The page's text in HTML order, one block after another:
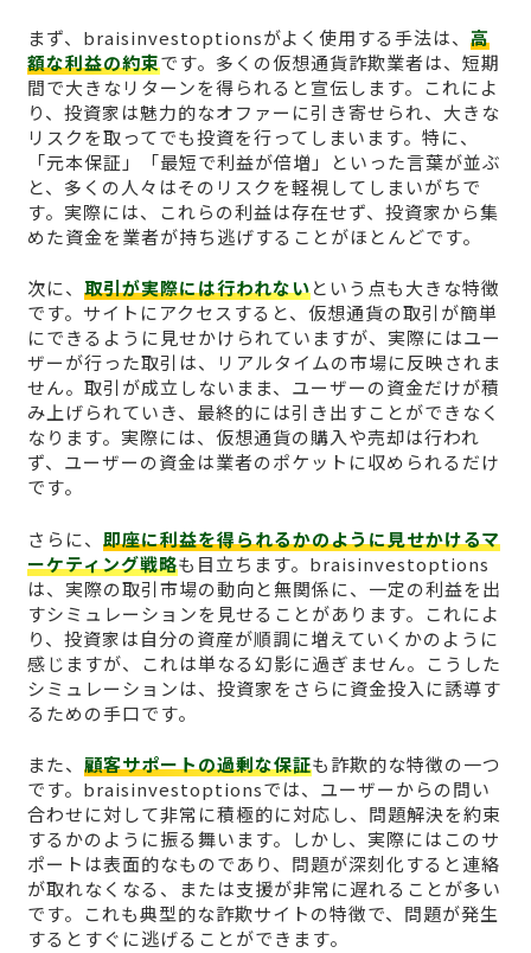
まず、braisinvestoptionsがよく使用する手法は、 高
額な利益の約束です。多くの仮想通貨詐欺業者は、短期
間で大きなリターンを得られると宣伝します。これによ
り、投資家は魅力的なオファーに引き寄せられ、大きな
リスクを取ってでも投資を行ってしまいます。特に、
「元本保証」「最短で利益が倍増」といった言葉が並ぶ
と、多くの人々はそのリスクを軽視してしまいがちで
す。実際には、これらの利益は存在せず、投資家から集
めた資金を業者が持ち逃げすることがほとんどです。
次に、 取引が実際には行われないという点も大きな特徴
です。サイトにアクセスすると、仮想通貨の取引が簡単
にできるように見せかけられていますが、実際にはユー
ザーが行った取引は、リアルタイムの市場に反映されま
せん。取引が成立しないまま、ユーザーの資金だけが積
み上げられていき、最終的には引き出すことができなく
なります。実際には、仮想通貨の購入や売却は行われ
ず、ユーザーの資金は業者のポケットに収められるだけ
です。
さらに、 即座に利益を得られるかのように見せかけるマ
ーケティング戦略も目立ちます。braisinvestoptions
は、実際の取引市場の動向と無関係に、一定の利益を出
すシミュレーションを見せることがあります。これによ
り、投資家は自分の資産が順調に増えていくかのように
感じますが、これは単なる幻影に過ぎません。こうした
シミュレーションは、投資家をさらに資金投入に誘導す
るための手口です。
また、 顧客サポートの過剰な保証も詐欺的な特徴の一つ
です。braisinvestoptionsでは、ユーザーからの問い
合わせに対して非常に積極的に対応し、問題解決を約束
するかのように振る舞います。しかし、実際にはこのサ
ポートは表面的なものであり、問題が深刻化すると連絡
が取れなくなる、または支援が非常に遅れることが多い
です。これも典型的な詐欺サイトの特徴で、問題が発生
するとすぐに逃げることができます。